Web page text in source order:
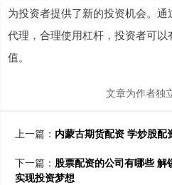
为投资者提供了新的投资机会。
代理，合理使用杠杆，投资者可
值。
文章为作者独
上一篇： 内蒙古期货配资 学炒股
下一篇： 股票配资的公司有哪些
实现投资梦想